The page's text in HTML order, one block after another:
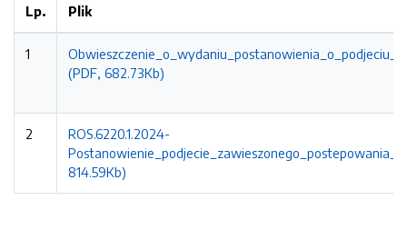
Lp. Plik
1
(PDF, 682.73Kb)
2
ROS.6220.1.2024-
814.59Kb)